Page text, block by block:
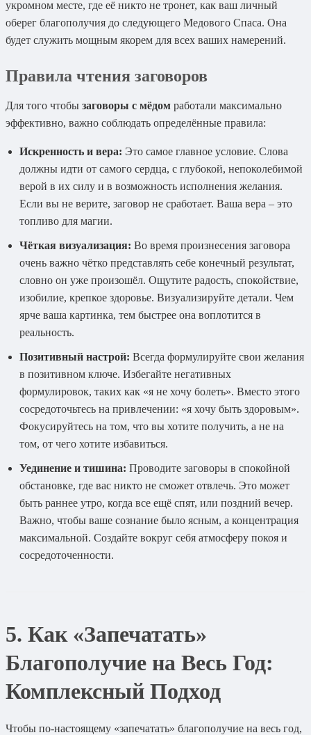
укромном месте, где её никто не тронет, как ваш личный
оберег благополучия до следующего Медового Спаса. Она
будет служить мощным якорем для всех ваших намерений.
Правила чтения заговоров
Для того чтобы заговоры с мёдом работали максимально
эффективно, важно соблюдать определённые правила:
Искренность и вера: Это самое главное условие. Слова
должны идти от самого сердца, с глубокой, непоколебимой
верой в их силу и в возможность исполнения желания.
Если вы не верите, заговор не сработает. Ваша вера – это
топливо для магии.
Чёткая визуализация: Во время произнесения заговора
очень важно чётко представлять себе конечный результат,
словно он уже произошёл. Ощутите радость, спокойствие,
изобилие, крепкое здоровье. Визуализируйте детали. Чем
ярче ваша картинка, тем быстрее она воплотится в
реальность.
Позитивный настрой: Всегда формулируйте свои желания
в позитивном ключе. Избегайте негативных
формулировок, таких как «я не хочу болеть». Вместо этого
сосредоточьтесь на привлечении: «я хочу быть здоровым».
Фокусируйтесь на том, что вы хотите получить, а не на
том, от чего хотите избавиться.
Уединение и тишина: Проводите заговоры в спокойной
обстановке, где вас никто не сможет отвлечь. Это может
быть раннее утро, когда все ещё спят, или поздний вечер.
Важно, чтобы ваше сознание было ясным, а концентрация
максимальной. Создайте вокруг себя атмосферу покоя и
сосредоточенности.
5. Как «Запечатать»
Благополучие на Весь Год:
Комплексный Подход
Чтобы по-настоящему «запечатать» благополучие на весь год,